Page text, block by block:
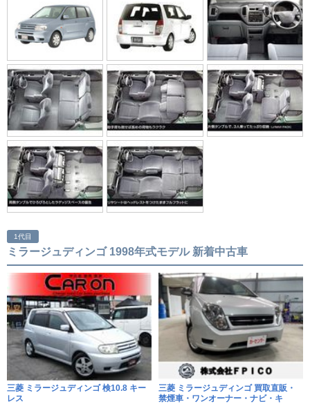
1代目
ミラージュディンゴ 1998年式モデル 新着中古車
三菱 ミラージュディンゴ 検10.8 キー
レス
三菱 ミラージュディンゴ 買取直販・
禁煙車・ワンオーナー・ナビ・キ